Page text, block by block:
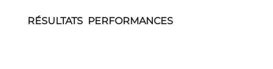
RÉSULTATS PERFORMANCES